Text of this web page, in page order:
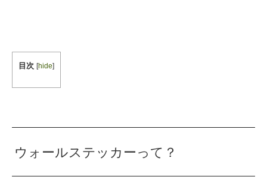
目次 [hide]
ウォールステッカーって？